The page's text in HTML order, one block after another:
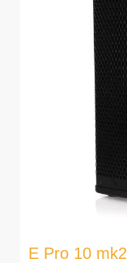
E Pro 10 mk2